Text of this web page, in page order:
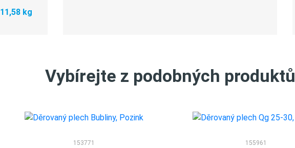
11,58 kg
Vybírejte z podobných produktů
153771 155961